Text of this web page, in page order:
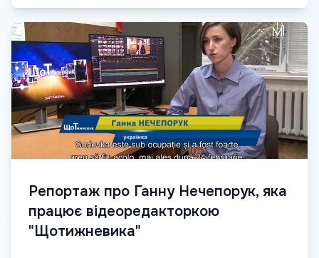
Репортаж про Ганну Нечепорук, яка
працює відеоредакторкою
"Щотижневика"